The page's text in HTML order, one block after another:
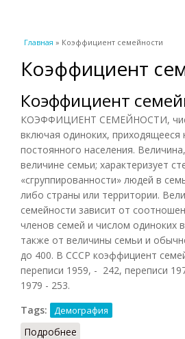
Вы здесь
Главная » Коэффициент семейности
Коэффициент
Коэффициент
КОЭФФИЦИЕНТ СЕМЕЙНОСТИ,
включая одиноких, приходящееся
постоянного населения.
величине семьи; характеризует
«сгруппированности» людей в
либо страны или территории.
семейности зависит от
членов семей и числом одиноких
также от величины семьи и
до 400. В СССР коэффициент
переписи 1959, - 242, переписи
1979 - 253.
Tags:
Демография
Подробнее